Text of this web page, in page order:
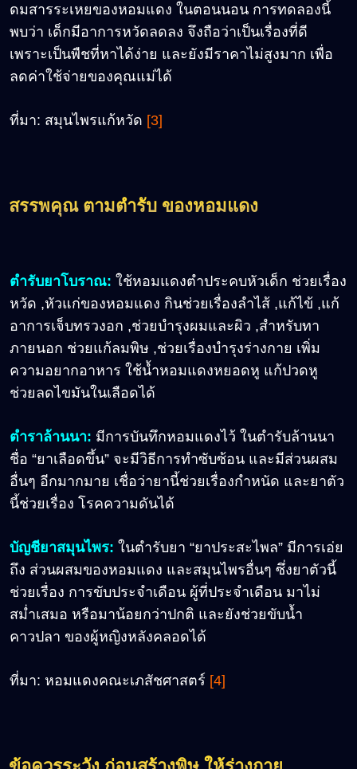
ดมสารระเหยของหอมแดง ในตอนนอน การทดลองนี้
พบว่า เด็กมีอาการหวัดลดลง จึงถือว่าเป็นเรื่องที่ดี
เพราะเป็นพืชที่หาได้ง่าย และยังมีราคาไม่สูงมาก เพื่อ
ลดค่าใช้จ่ายของคุณแม่ได้
ที่มา: สมุนไพรแก้หวัด [3]
สรรพคุณ ตามตำรับ ของหอมแดง
ตำรับยาโบราณ: ใช้หอมแดงตำประคบหัวเด็ก ช่วยเรื่อง
หวัด ,หัวแก่ของหอมแดง กินช่วยเรื่องลำไส้ ,แก้ไข้ ,แก้
อาการเจ็บทรวงอก ,ช่วยบำรุงผมและผิว ,สำหรับทา
ภายนอก ช่วยแก้ลมพิษ ,ช่วยเรื่องบำรุงร่างกาย เพิ่ม
ความอยากอาหาร ใช้น้ำหอมแดงหยอดหู แก้ปวดหู
ช่วยลดไขมันในเลือดได้
ตำราล้านนา: มีการบันทึกหอมแดงไว้ ในตำรับล้านนา
ชื่อ “ยาเลือดขึ้น” จะมีวิธีการทำซับซ้อน และมีส่วนผสม
อื่นๆ อีกมากมาย เชื่อว่ายานี้ช่วยเรื่องกำหนัด และยาตัว
นี้ช่วยเรื่อง โรคความดันได้
บัญชียาสมุนไพร: ในตำรับยา “ยาประสะไพล” มีการเอ่ย
ถึง ส่วนผสมของหอมแดง และสมุนไพรอื่นๆ ซึ่งยาตัวนี้
ช่วยเรื่อง การขับประจำเดือน ผู้ที่ประจำเดือน มาไม่
สม่ำเสมอ หรือมาน้อยกว่าปกติ และยังช่วยขับน้ำ
คาวปลา ของผู้หญิงหลังคลอดได้
ที่มา: หอมแดงคณะเภสัชศาสตร์ [4]